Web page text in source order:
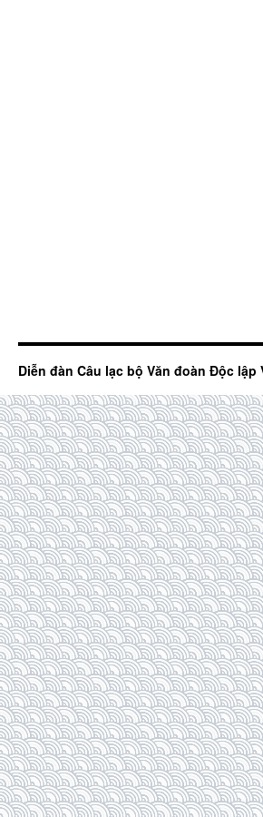
Diễn đàn Câu lạc bộ Văn đoàn Độc lập